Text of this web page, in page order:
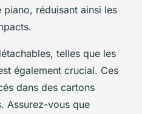
réduisant ainsi les
telles que les
également crucial. Ces
dans des cartons
Assurez-vous que